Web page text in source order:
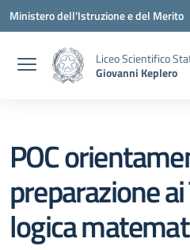
Vai ai contenuti
Vai al menu di navigazione
Vai al footer
Ministero dell'Istruzione e del Merito
Liceo Scientifico
Giovanni Keplero
POC
preparazione ai
logica